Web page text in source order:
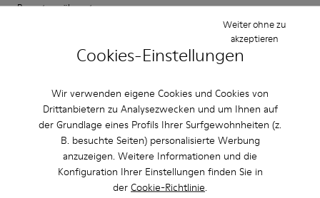
Cookies-Einstellungen
Wir verwenden eigene Cookies und Cookies von
Drittanbietern zu Analysezwecken und um Ihnen auf
der Grundlage eines Profils Ihrer Surfgewohnheiten (z.
B. besuchte Seiten) personalisierte Werbung
anzuzeigen. Weitere Informationen und die
Konfiguration Ihrer Einstellungen finden Sie in
der Cookie-Richtlinie.
Weiter ohne zu
akzeptieren
Bewertung übersetzen
Einstellung
Breite
Schmal
Anonymous·vor 2 Jahren
Fantásticos
Los zapatos más cómodos que he tenido